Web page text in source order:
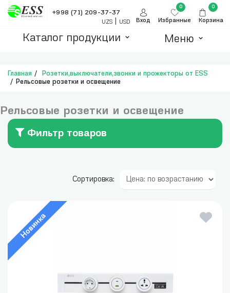
+998 (71) 209-37-37
UZS USD Вход Избранные
0
Корзина
0
Каталог продукции Меню
Главная
Розетки,выключатели,звонки и прожекторы от ESS
Рельсовые розетки и освещение
Рельсовые розетки и освещение
Фильтр товаров
Сортировка:
Новинка